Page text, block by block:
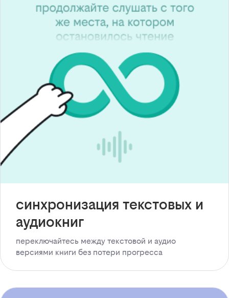
синхронизация текстовых и
аудиокниг
переключайтесь между текстовой и аудио
версиями книги без потери прогресса